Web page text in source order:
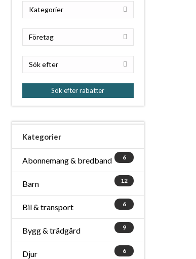
Kategorier
Företag
Sök efter
Sök efter rabatter
Kategorier
6
Abonnemang & bredband
12
Barn
6
Bil & transport
9
Bygg & trädgård
6
Djur